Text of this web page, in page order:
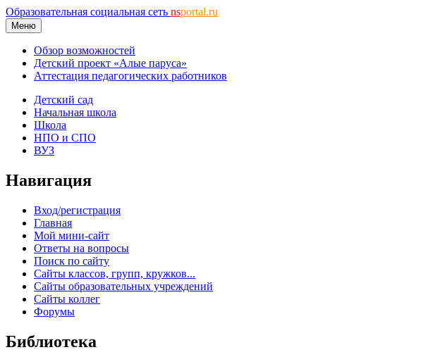
Образовательная социальная сеть nsportal.ru
Меню
Обзор возможностей
Детский проект «Алые паруса»
Аттестация педагогических работников
Детский сад
Начальная школа
Школа
НПО и СПО
ВУЗ
Навигация
Вход/регистрация
Главная
Мой мини-сайт
Ответы на вопросы
Поиск по сайту
Сайты классов, групп, кружков...
Сайты образовательных учреждений
Сайты коллег
Форумы
Библиотека